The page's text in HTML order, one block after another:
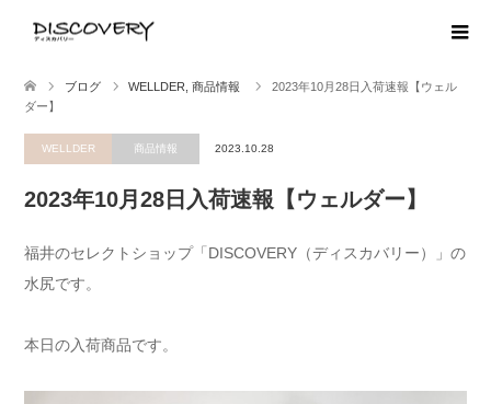
ブログ WELLDER 商品情報
2023年10月28日入荷速報【ウェル
ダー】
WELLDER 商品情報 2023.10.28
2023年10月28日入荷速報【ウェルダー】
福井のセレクトショップ「DISCOVERY（ディスカバリー）」の
水尻です。
本日の入荷商品です。